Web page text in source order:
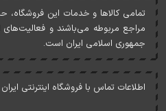
تمامی کالاها و خدمات اين فروشگاه،
مراجع مربوطه می‌باشند و فعاليت‌های
جمهوری اسلامی ايران است.
اطلاعات تماس با فروشگاه اینترنتی